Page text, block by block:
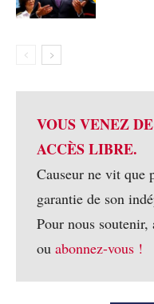
VOUS VENEZ
ACCÈS LIBRE.
Causeur ne vit que
garantie de son
Pour nous soutenir,
ou abonnez-vous !